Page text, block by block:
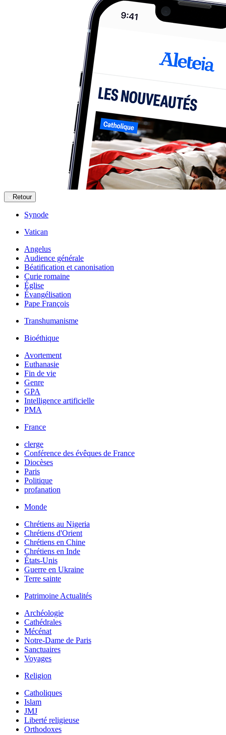
Retour
Synode
Vatican
Angelus
Audience générale
Béatification et canonisation
Curie romaine
Église
Évangélisation
Pape François
Transhumanisme
Bioéthique
Avortement
Euthanasie
Fin de vie
Genre
GPA
Intelligence artificielle
PMA
France
clerge
Conférence des évêques de France
Diocèses
Paris
Politique
profanation
Monde
Chrétiens au Nigeria
Chrétiens d'Orient
Chrétiens en Chine
Chrétiens en Inde
États-Unis
Guerre en Ukraine
Terre sainte
Patrimoine Actualités
Archéologie
Cathédrales
Mécénat
Notre-Dame de Paris
Sanctuaires
Voyages
Religion
Catholiques
Islam
JMJ
Liberté religieuse
Orthodoxes